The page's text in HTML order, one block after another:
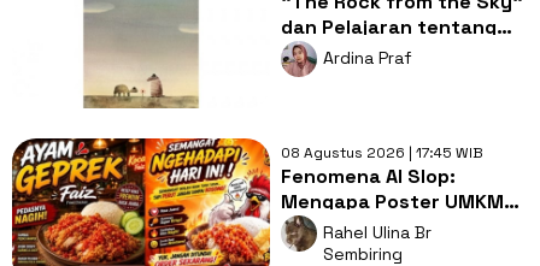
dan Pelajaran tentang
Berani Menghadapi
Perubahan
Ardina Praf
08 Agustus 2026 | 17:45 WIB
Fenomena AI Slop:
Mengapa Poster UMKM
Makin Seragam dan Bikin
Kita Bosan?
Rahel Ulina Br
Sembiring